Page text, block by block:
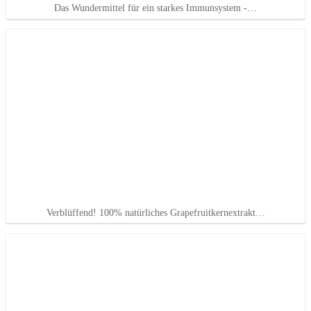
Das Wundermittel für ein starkes Immunsystem -…
Verblüffend! 100% natürliches Grapefruitkernextrakt…